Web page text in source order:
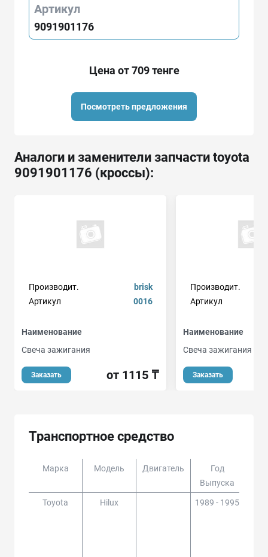
Артикул
9091901176
Цена от 709 тенге
Посмотреть предложения
Аналоги и заменители запчасти toyota
9091901176 (кроссы):
Производит.
brisk
Артикул
0016
Наименование
Свеча зажигания
Заказать от 1115 ₸
Производит.
Артикул
Наименование
Свеча зажигания
Заказать
Транспортное средство
Марка Модель Двигатель
Год
Выпуска
Toyota Hilux 1989 - 1995